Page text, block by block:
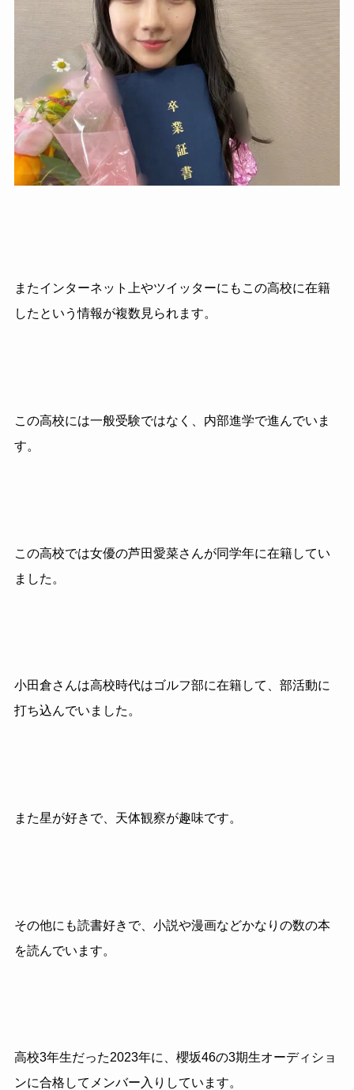
またインターネット上やツイッターにもこの高校に在籍
したという情報が複数見られます。
この高校には一般受験ではなく、内部進学で進んでいま
す。
この高校では女優の芦田愛菜さんが同学年に在籍してい
ました。
小田倉さんは高校時代はゴルフ部に在籍して、部活動に
打ち込んでいました。
また星が好きで、天体観察が趣味です。
その他にも読書好きで、小説や漫画などかなりの数の本
を読んでいます。
高校3年生だった2023年に、櫻坂46の3期生オーディショ
ンに合格してメンバー入りしています。